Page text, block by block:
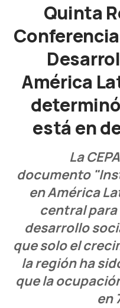
Quinta
América
está en
La
documento
en América
central para
desarrollo
que solo el
la región ha
que la
en